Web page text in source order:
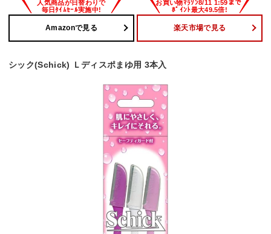
Amazonで見る 楽天市場で見る
シック(Schick) Ｌディスポまゆ用 3本入